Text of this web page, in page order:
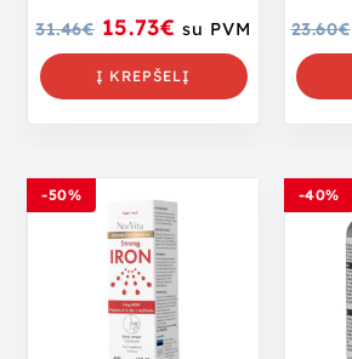
31.46€ 15.73€ su PVM
Į KREPŠELĮ
23.60€
-50% -40%